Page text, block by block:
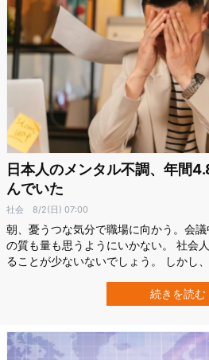
日本人のメンタル不調、年間
んでいた
社会 8/2(日) 07:00
朝、憂うつな気分で職場に向かう。会
の質も量も思うようにいかない。 社会
ることが少ないないでしょう。 しかし
働く人々のメンタル不調が日本全体で
を生み出しているという。 これは国内
続きを読む